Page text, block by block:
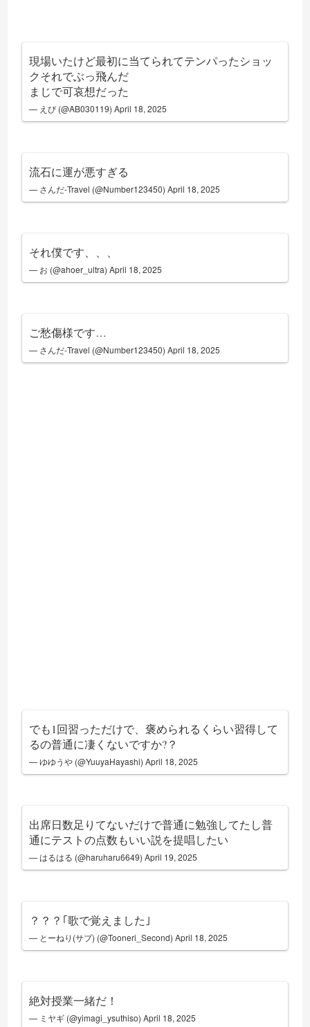
現場いたけど最初に当てられてテンパったショッ
クそれでぶっ飛んだ
まじで可哀想だった
— えび (@AB030119)April 18, 2025
流石に運が悪すぎる
— さんだ-Travel (@Number123450)April 18, 2025
それ僕です、、、
— お (@ahoer_ultra)April 18, 2025
ご愁傷様です…
— さんだ-Travel (@Number123450)April 18, 2025
でも1回習っただけで、褒められるくらい習得して
るの普通に凄くないですか?？
— ゆゆうや (@YuuyaHayashi)April 18, 2025
出席日数足りてないだけで普通に勉強してたし普
通にテストの点数もいい説を提唱したい
— はるはる (@haruharu6649)April 19, 2025
？？？｢歌で覚えました｣
— とーねり(サブ) (@Tooneri_Second)April 18, 2025
絶対授業一緒だ！
— ミヤギ (@yimagi_ysuthiso)April 18, 2025